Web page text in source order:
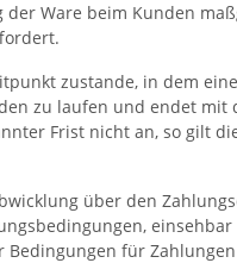
Ware beim Kunden
zustande, in dem
zu laufen und endet
Frist nicht an, so gilt
über den
für